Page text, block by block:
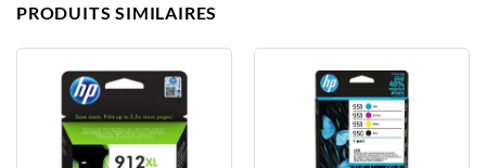
PRODUITS SIMILAIRES